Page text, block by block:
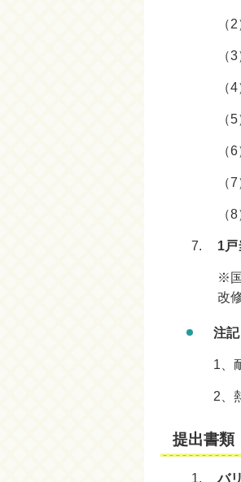
（
（
（
（
（
（
（
1戸
※
改
注記
1、
2、
提出書類
バ